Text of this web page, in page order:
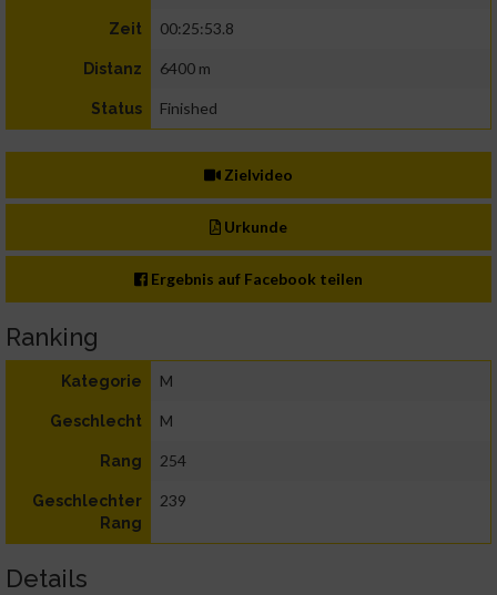
Zeit 00:25:53.8
Distanz 6400 m
Status Finished
Zielvideo
Urkunde
Ergebnis auf Facebook teilen
Ranking
Kategorie M
Geschlecht M
Rang 254
Geschlechter
Rang
239
Details